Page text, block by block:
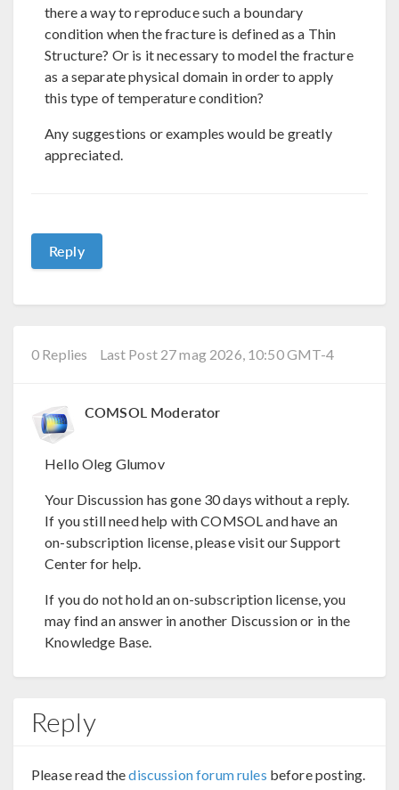
there a way to reproduce such a boundary
condition when the fracture is defined as a Thin
Structure? Or is it necessary to model the fracture
as a separate physical domain in order to apply
this type of temperature condition?
Any suggestions or examples would be greatly
appreciated.
Reply
0 Replies Last Post 27 mag 2026, 10:50 GMT-4
COMSOL Moderator
Hello Oleg Glumov
Your Discussion has gone 30 days without a reply.
If you still need help with COMSOL and have an
on-subscription license, please visit our Support
Center for help.
If you do not hold an on-subscription license, you
may find an answer in another Discussion or in the
Knowledge Base.
Reply
Please read thediscussion forum rules before posting.